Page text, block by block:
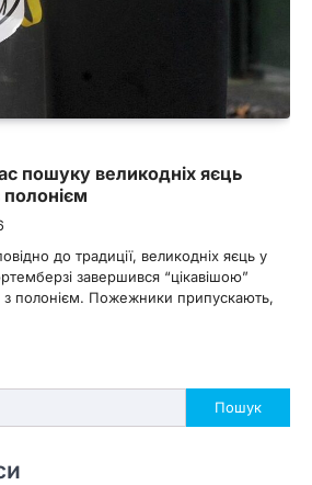
пошуку великодніх яєць
до традиції, великодніх яєць у
завершився “цікавішою”
з полонієм. Пожежники припускають,
Пошук